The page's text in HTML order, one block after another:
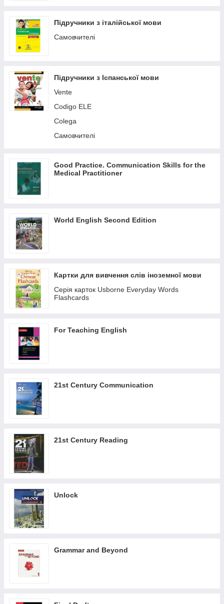
Підручники з італійської мови
Самовчителі
Підручники з Іспанської мови
Vente
Codigo ELE
Colega
Самовчителі
Good Practice. Communication Skills for the
Medical Practitioner
World English Second Edition
Картки для вивчення слів іноземної мови
Серія карток Usborne Everyday Words
Flashcards
For Teaching English
21st Century Communication
21st Century Reading
Unlock
Grammar and Beyond